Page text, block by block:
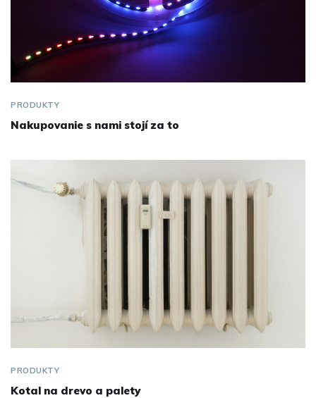
PRODUKTY
Nakupovanie s nami stojí za to
PRODUKTY
Kotal na drevo a palety